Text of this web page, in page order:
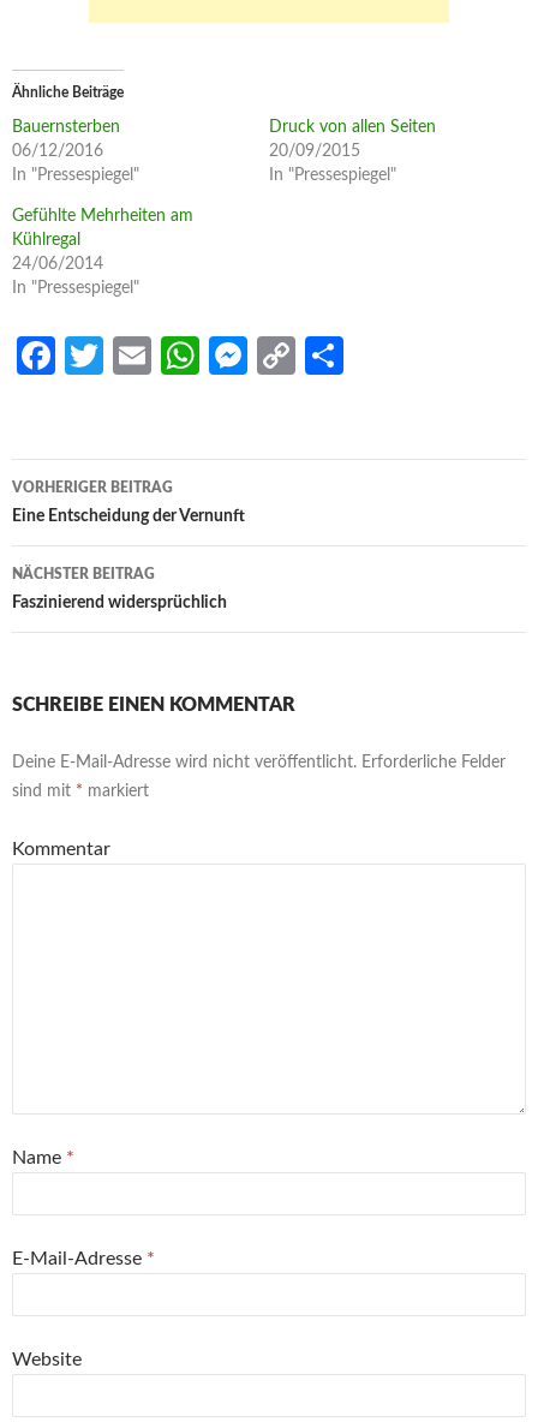
Ähnliche Beiträge
Bauernsterben
06/12/2016
In "Pressespiegel"
Druck von allen Seiten
20/09/2015
In "Pressespiegel"
Gefühlte Mehrheiten am
Kühlregal
24/06/2014
In "Pressespiegel"
Fa
o
o
k
T
er
E
W
s
A
p
p
M
n
er
C
y
n
e
Beitrags-
Navigation
VORHERIGER BEITRAG
Eine Entscheidung der Vernunft
NÄCHSTER BEITRAG
Faszinierend widersprüchlich
SCHREIBE EINEN KOMMENTAR
Deine E-Mail-Adresse wird nicht veröffentlicht. Erforderliche Felder
sind mit * markiert
Kommentar
Name *
E-Mail-Adresse *
Website